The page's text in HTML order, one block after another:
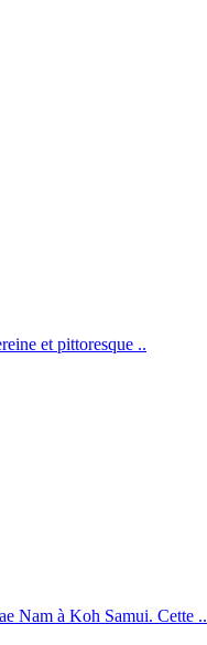
et pittoresque ..
Nam à Koh Samui. Cette ..